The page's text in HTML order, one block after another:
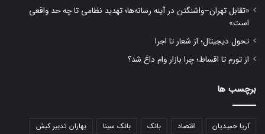
«تقابل تهران–واشنگتن در آینه رسانه‌ها؛ تهدید نظامی تا چه حد واقعی
است»
تحول دیجیتال؛ از شعار تا اجرا
از تورم تا اقساط؛ چرا بازار وام داغ شد؟
برچسب ها
آریا حمیدیان اقتصاد بانک بانک سینا
بهاران تدبیر کیش